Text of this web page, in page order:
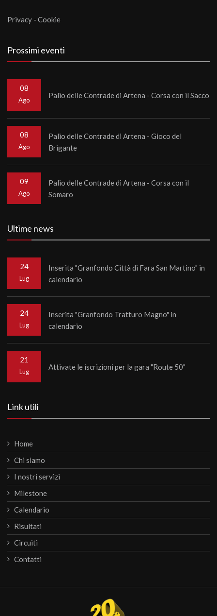
Privacy - Cookie
Prossimi eventi
08
Ago
Palio delle Contrade di Artena - Corsa con il Sacco
08
Ago
Palio delle Contrade di Artena - Gioco del
Brigante
09
Ago
Palio delle Contrade di Artena - Corsa con il
Somaro
Ultime news
24
Lug
Inserita "Granfondo Città di Fara San Martino" in
calendario
24
Lug
Inserita "Granfondo Tratturo Magno" in
calendario
21
Lug
Attivate le iscrizioni per la gara "Route 50"
Link utili
Home
Chi siamo
I nostri servizi
Milestone
Calendario
Risultati
Circuiti
Contatti